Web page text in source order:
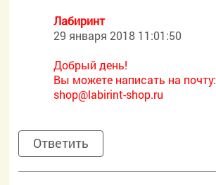
Лабиринт
29 января 2018 11:01:50
Добрый день!
Вы можете написать на почту:
shop@labirint-shop.ru
Ответить